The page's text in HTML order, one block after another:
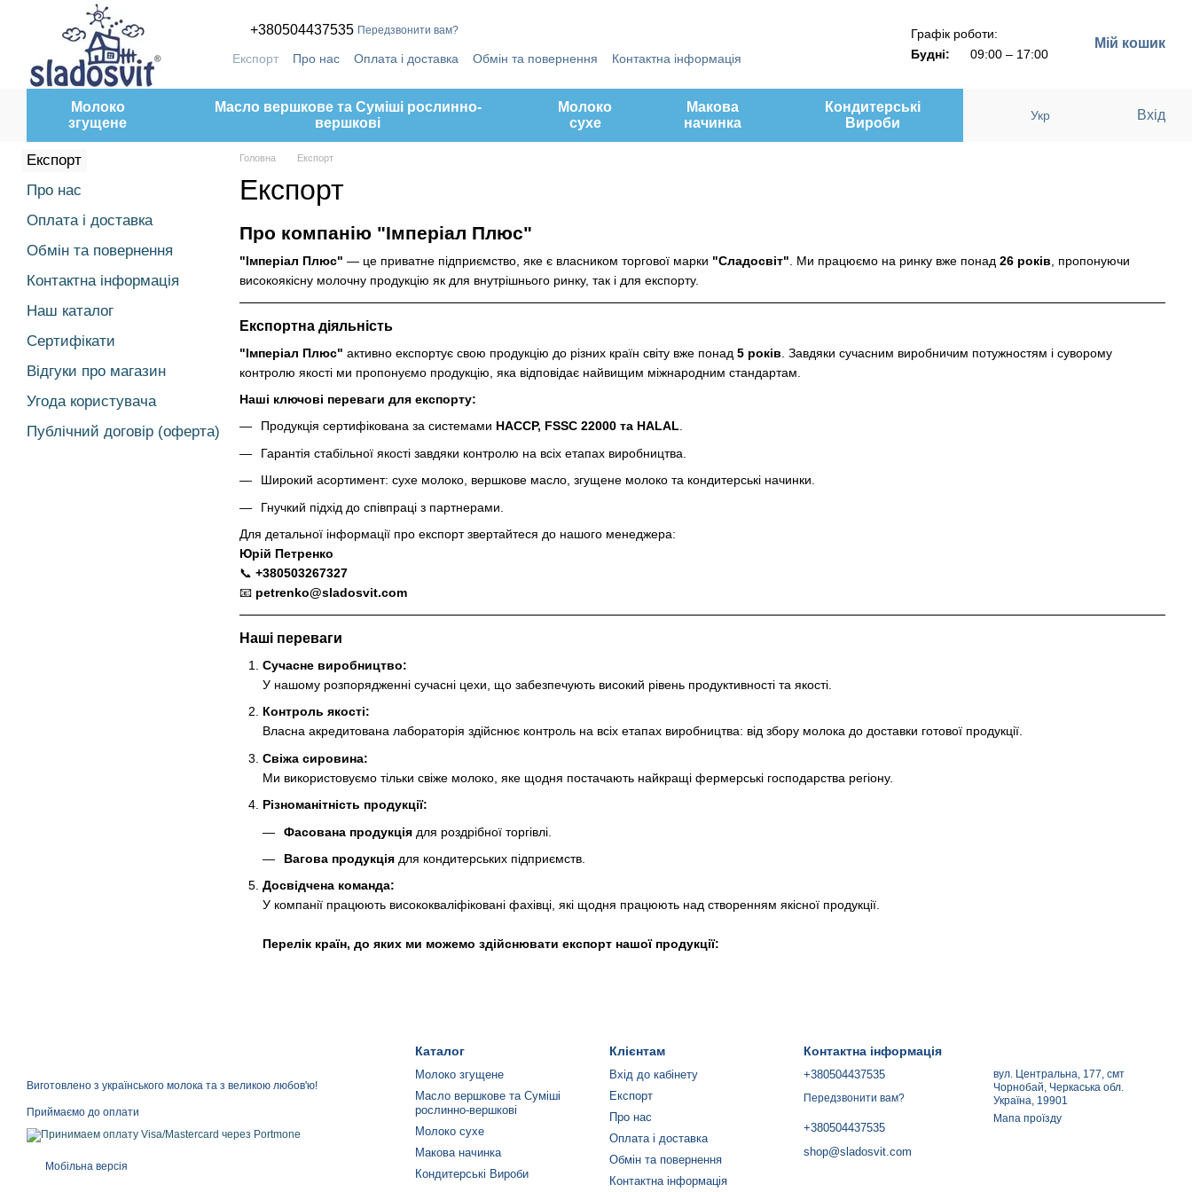
Перейти до основного контенту
+380504437535 Передзвонити вам?
Експорт Про нас Оплата і доставка Обмін та повернення
Контактна інформація
Графік роботи:
Будні:
09:00 – 17:00
Мій кошик
Молоко
згущене
Масло вершкове та Суміші рослинно-
вершкові
Молоко
сухе
Макова
начинка
Кондитерські
Вироби
Укр Вхід
Головна Експорт
Експорт
Про компанію "Імперіал Плюс"
"Імперіал Плюс" — це приватне підприємство, яке є власником торгової марки "Сладосвіт" . Ми працюємо на ринку вже понад 26 років , пропонуючи
високоякісну молочну продукцію як для внутрішнього ринку, так і для експорту.
Експортна діяльність
"Імперіал Плюс" активно експортує свою продукцію до різних країн світу вже понад 5 років . Завдяки сучасним виробничим потужностям і суворому
контролю якості ми пропонуємо продукцію, яка відповідає найвищим міжнародним стандартам.
Наші ключові переваги для експорту:
Продукція сертифікована за системами HACCP, FSSC 22000 та HALAL.
Гарантія стабільної якості завдяки контролю на всіх етапах виробництва.
Широкий асортимент: сухе молоко, вершкове масло, згущене молоко та кондитерські начинки.
Гнучкий підхід до співпраці з партнерами.
Для детальної інформації про експорт звертайтеся до нашого менеджера:
Юрій Петренко
📞 +380503267327
📧 petrenko@sladosvit.com
Наші переваги
Сучасне виробництво:
У нашому розпорядженні сучасні цехи, що забезпечують високий рівень продуктивності та якості.
Контроль якості:
Власна акредитована лабораторія здійснює контроль на всіх етапах виробництва: від збору молока до доставки готової продукції.
Свіжа сировина:
Ми використовуємо тільки свіже молоко, яке щодня постачають найкращі фермерські господарства регіону.
Різноманітність продукції:
Фасована продукція для роздрібної торгівлі.
Вагова продукція для кондитерських підприємств.
Досвідчена команда:
У компанії працюють висококваліфіковані фахівці, які щодня працюють над створенням якісної продукції.
Перелік країн, до яких ми можемо здійснювати експорт нашої продукції:
Експорт
Про нас
Оплата і доставка
Обмін та повернення
Контактна інформація
Наш каталог
Сертифікати
Відгуки про магазин
Угода користувача
Публічний договір (оферта)
Виготовлено з українського молока та з великою любов'ю!
Приймаємо до оплати
Мобільна версія
Каталог
Молоко згущене
Масло вершкове та Суміші
рослинно-вершкові
Молоко сухе
Макова начинка
Кондитерські Вироби
Клієнтам
Вхід до кабінету
Експорт
Про нас
Оплата і доставка
Обмін та повернення
Контактна інформація
Контактна інформація
+380504437535
Передзвонити вам?
+380504437535
shop@sladosvit.com
вул. Центральна, 177, смт
Чорнобай, Черкаська обл.
Україна, 19901
Мапа проїзду